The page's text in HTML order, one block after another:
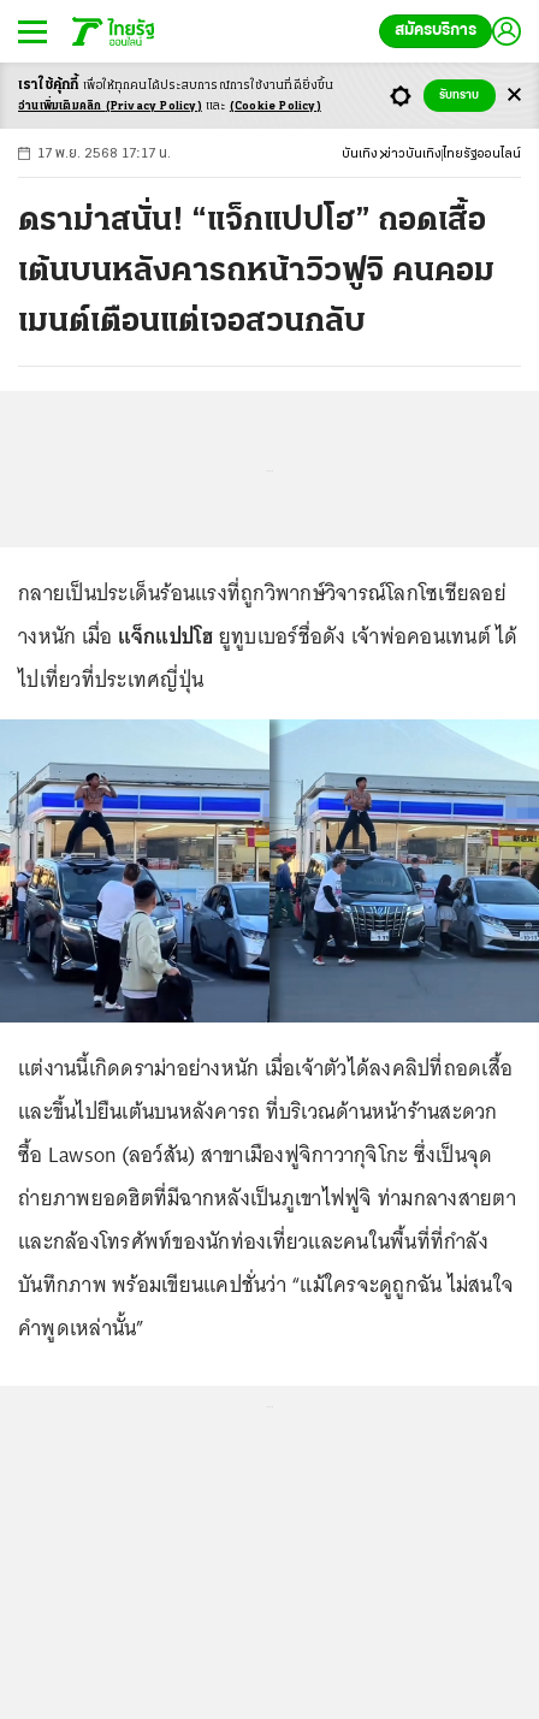
สมัครบริการ
-ก ก ก+
17 พ.ย. 2568 17:17 น. บันเทิง ข่าวบันเทิง ไทยรัฐออนไลน์
ดราม่าสนั่น! “แจ็กแปปโฮ” ถอดเสื้อ
เต้นบนหลังคารถหน้าวิวฟูจิ คนคอม
เมนต์เตือนแต่เจอสวนกลับ
กลายเป็นประเด็นร้อนแรงที่ถูกวิพากษ์วิจารณ์โลกโซเชียลอย่
างหนัก เมื่อ แจ็กแปปโฮยูทูบเบอร์ชื่อดัง เจ้าพ่อคอนเทนต์ ได้
ไปเที่ยวที่ประเทศญี่ปุ่น
แต่งานนี้เกิดดราม่าอย่างหนัก เมื่อเจ้าตัวได้ลงคลิปที่ถอดเสื้อ
และขึ้นไปยืนเต้นบนหลังคารถ ที่บริเวณด้านหน้าร้านสะดวก
ซื้อ Lawson (ลอว์สัน) สาขาเมืองฟูจิกาวากุจิโกะ ซึ่งเป็นจุด
ถ่ายภาพยอดฮิตที่มีฉากหลังเป็นภูเขาไฟฟูจิ ท่ามกลางสายตา
และกล้องโทรศัพท์ของนักท่องเที่ยวและคนในพื้นที่ที่กำลัง
บันทึกภาพ พร้อมเขียนแคปชั่นว่า “แม้ใครจะดูถูกฉัน ไม่สนใจ
คำพูดเหล่านั้น”
เราใช้คุ้กกี้ เพื่อให้ทุกคนได้ประสบการณ์การใช้งานที่ดียิ่งขึ้น
อ่านเพิ่มเติมคลิก (Privacy Policy) และ (Cookie Policy)
รับทราบ